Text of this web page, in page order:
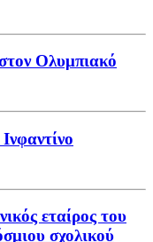
Ολυμπιακό
εταίρος του
σχολικού